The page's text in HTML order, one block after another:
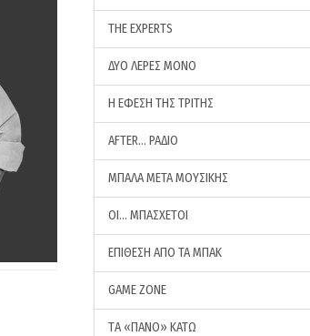
THE EXPERTS
ΔΥΟ ΛΕΡΕΣ ΜΟΝΟ
Η ΕΦΕΣΗ ΤΗΣ ΤΡΙΤΗΣ
AFTER… ΡΑΔΙΟ
ΜΠΑΛΑ ΜΕΤΑ ΜΟΥΣΙΚΗΣ
ΟΙ… ΜΠΑΣΧΕΤΟΙ
ΕΠΙΘΕΣΗ ΑΠΟ ΤΑ ΜΠΑΚ
GAME ZONE
ΤA «ΠΑΝΟ» ΚΑΤΩ